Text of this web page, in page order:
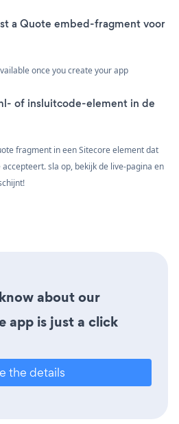
a Quote embed-fragment voor
once you create your app
of insluitcode-element in de
fragment in een Sitecore element dat
sla op, bekijk de live-pagina en
about our
app is just a click
the details